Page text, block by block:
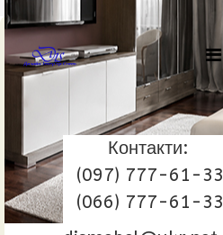
Контакти:
(097) 777-61-33
(066) 777-61-33